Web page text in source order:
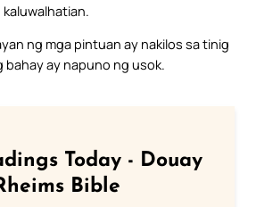
ng mga pintuan ay nakilos sa tinig
bahay ay napuno ng usok.
Today - Douay
Bible